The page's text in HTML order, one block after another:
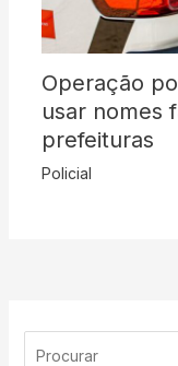
Operação
usar nomes
prefeituras
Policial